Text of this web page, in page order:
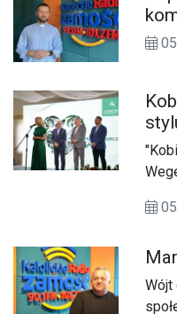
Wójt